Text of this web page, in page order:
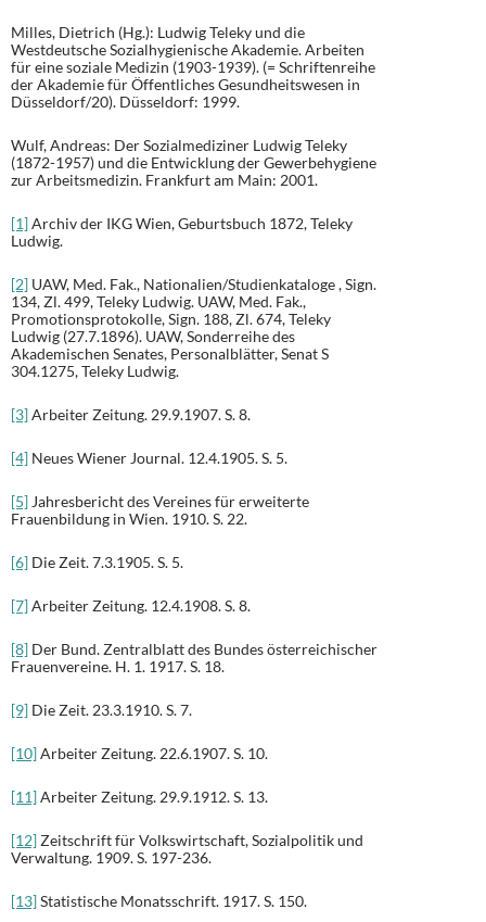
Milles, Dietrich (Hg.): Ludwig Teleky und die
Westdeutsche Sozialhygienische Akademie. Arbeiten
für eine soziale Medizin (1903-1939). (= Schriftenreihe
der Akademie für Öffentliches Gesundheitswesen in
Düsseldorf/20). Düsseldorf: 1999.
Wulf, Andreas: Der Sozialmediziner Ludwig Teleky
(1872-1957) und die Entwicklung der Gewerbehygiene
zur Arbeitsmedizin. Frankfurt am Main: 2001.
[1]Archiv der IKG Wien, Geburtsbuch 1872, Teleky
Ludwig.
[2] UAW, Med. Fak., Nationalien/Studienkataloge , Sign.
134, Zl. 499, Teleky Ludwig. UAW, Med. Fak.,
Promotionsprotokolle, Sign. 188, Zl. 674, Teleky
Ludwig (27.7.1896). UAW, Sonderreihe des
Akademischen Senates, Personalblätter, Senat S
304.1275, Teleky Ludwig.
[3]Arbeiter Zeitung. 29.9.1907. S. 8.
[4] Neues Wiener Journal. 12.4.1905. S. 5.
[5] Jahresbericht des Vereines für erweiterte
Frauenbildung in Wien. 1910. S. 22.
[6] Die Zeit. 7.3.1905. S. 5.
[7]Arbeiter Zeitung. 12.4.1908. S. 8.
[8] Der Bund. Zentralblatt des Bundes österreichischer
Frauenvereine. H. 1. 1917. S. 18.
[9] Die Zeit. 23.3.1910. S. 7.
[10]Arbeiter Zeitung. 22.6.1907. S. 10.
[11]Arbeiter Zeitung. 29.9.1912. S. 13.
[12]Zeitschrift für Volkswirtschaft, Sozialpolitik und
Verwaltung. 1909. S. 197-236.
[13]Statistische Monatsschrift. 1917. S. 150.